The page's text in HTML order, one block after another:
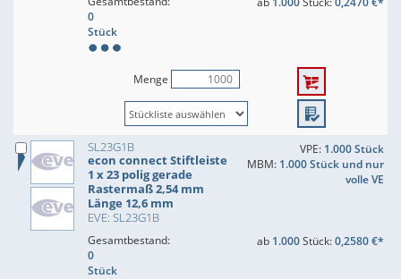
0
Stück
Menge
SL23G1B
econ connect Stiftleiste
1 x 23 polig gerade
Rastermaß 2,54 mm
Länge 12,6 mm
EVE: SL23G1B
VPE: 1.000 Stück
MBM: 1.000 Stück und nur
volle VE
Gesamtbestand:
0
Stück
ab 1.000Stück:0,2580 €*